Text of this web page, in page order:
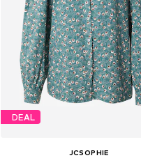
DEAL
JCSOPHIE